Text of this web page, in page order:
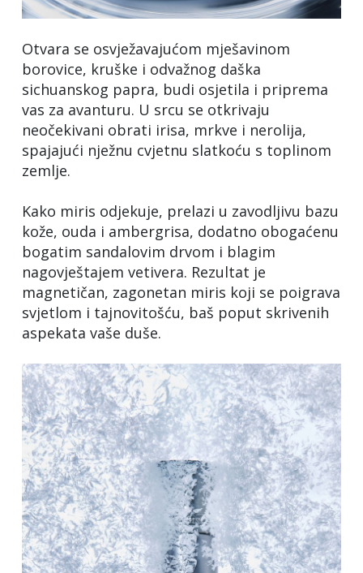
Otvara se osvježavajućom mješavinom
borovice, kruške i odvažnog daška
sichuanskog papra, budi osjetila i priprema
vas za avanturu. U srcu se otkrivaju
neočekivani obrati irisa, mrkve i nerolija,
spajajući nježnu cvjetnu slatkoću s toplinom
zemlje.
Kako miris odjekuje, prelazi u zavodljivu bazu
kože, ouda i ambergrisa, dodatno obogaćenu
bogatim sandalovim drvom i blagim
nagovještajem vetivera. Rezultat je
magnetičan, zagonetan miris koji se poigrava
svjetlom i tajnovitošću, baš poput skrivenih
aspekata vaše duše.